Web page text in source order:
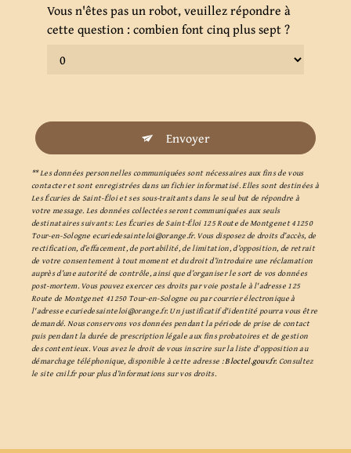
Vous n'êtes pas un robot, veuillez répondre à
cette question : combien font cinq plus sept ?
Envoyer
** Les données personnelles communiquées sont nécessaires aux fins de vous
contacter et sont enregistrées dans un fichier informatisé. Elles sont destinées à
Les Écuries de Saint-Éloi et ses sous-traitants dans le seul but de répondre à
votre message. Les données collectées seront communiquées aux seuls
destinataires suivants: Les Écuries de Saint-Éloi 125 Route de Montgenet 41250
Tour-en-Sologne ecuriedesainteloi@orange.fr. Vous disposez de droits d’accès, de
rectification, d’effacement, de portabilité, de limitation, d’opposition, de retrait
de votre consentement à tout moment et du droit d’introduire une réclamation
auprès d’une autorité de contrôle, ainsi que d’organiser le sort de vos données
post-mortem. Vous pouvez exercer ces droits par voie postale à l'adresse 125
Route de Montgenet 41250 Tour-en-Sologne ou par courrier électronique à
l'adresse ecuriedesainteloi@orange.fr. Un justificatif d'identité pourra vous être
demandé. Nous conservons vos données pendant la période de prise de contact
puis pendant la durée de prescription légale aux fins probatoires et de gestion
des contentieux. Vous avez le droit de vous inscrire sur la liste d'opposition au
démarchage téléphonique, disponible à cette adresse :Bloctel.gouv.fr. Consultez
le site cnil.fr pour plus d’informations sur vos droits.